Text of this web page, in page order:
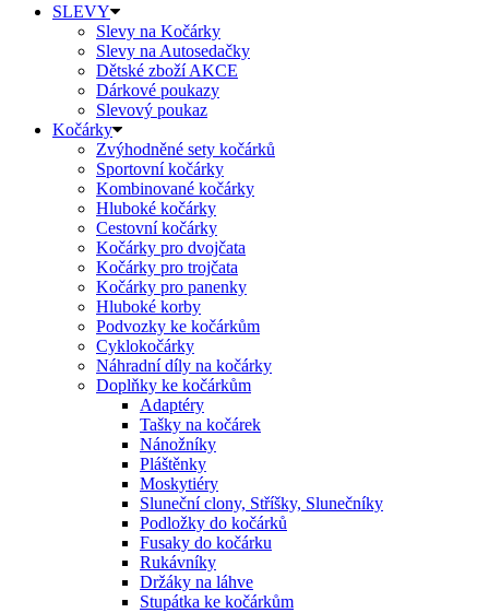
SLEVY
Slevy na Kočárky
Slevy na Autosedačky
Dětské zboží AKCE
Dárkové poukazy
Slevový poukaz
Kočárky
Zvýhodněné sety kočárků
Sportovní kočárky
Kombinované kočárky
Hluboké kočárky
Cestovní kočárky
Kočárky pro dvojčata
Kočárky pro trojčata
Kočárky pro panenky
Hluboké korby
Podvozky ke kočárkům
Cyklokočárky
Náhradní díly na kočárky
Doplňky ke kočárkům
Adaptéry
Tašky na kočárek
Nánožníky
Pláštěnky
Moskytiéry
Sluneční clony, Stříšky, Slunečníky
Podložky do kočárků
Fusaky do kočárku
Rukávníky
Držáky na láhve
Stupátka ke kočárkům